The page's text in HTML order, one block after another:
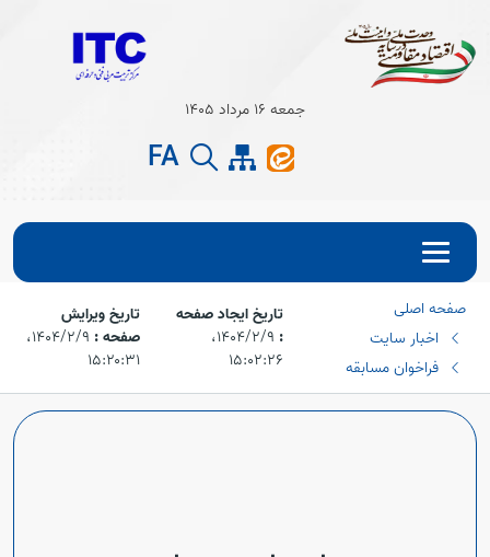
Open
جمعه 16 مرداد 1405
FA
صفحه اصلی
اخبار سایت
فراخوان مسابقه
تاریخ ایجاد صفحه
:
۱۴۰۴/۲/۹،‏
۱۵:۰۲:۲۶
تاریخ ویرایش
صفحه :
۱۴۰۴/۲/۹،‏
۱۵:۲۰:۳۱